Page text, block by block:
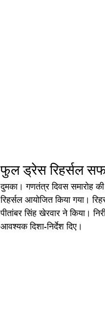
फुल ड्रेस रिहर्सल
दुमका। गणतंत्र दिवस समारोह
रिहर्सल आयोजित किया गया।
पीतांबर सिंह खेरवार ने किया।
आवश्यक दिशा-निर्देश दिए।